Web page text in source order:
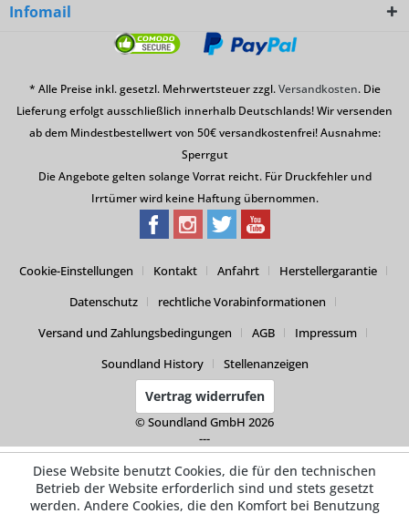
Infomail
* Alle Preise inkl. gesetzl. Mehrwertsteuer zzgl.Versandkosten. Die
Lieferung erfolgt ausschließlich innerhalb Deutschlands! Wir versenden
ab dem Mindestbestellwert von 50€ versandkostenfrei! Ausnahme:
Sperrgut
Die Angebote gelten solange Vorrat reicht. Für Druckfehler und
Irrtümer wird keine Haftung übernommen.
Cookie-Einstellungen Kontakt Anfahrt
Herstellergarantie
Datenschutz
rechtliche Vorabinformationen
Versand und Zahlungsbedingungen
AGB
Impressum
Soundland History
Stellenanzeigen
Vertrag widerrufen
© Soundland GmbH 2026
---
Diese Website benutzt Cookies, die für den technischen
Betrieb der Website erforderlich sind und stets gesetzt
werden. Andere Cookies, die den Komfort bei Benutzung